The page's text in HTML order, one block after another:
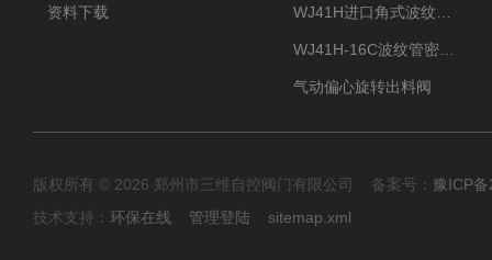
资料下载
气动偏心旋转出料阀
版权所有 © 2026 郑州市三维自控阀门有限公司 备案号： 豫ICP
技术支持： 环保在线 管理登陆 sitemap.xml